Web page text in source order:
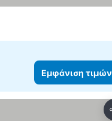
Εμφάνιση τιμών